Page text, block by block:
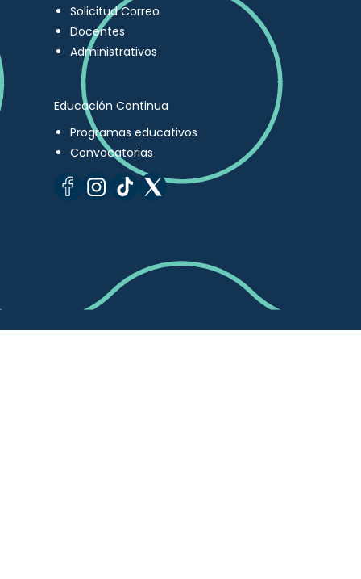
Solicitud Correo
Docentes
Administrativos
Educación Continua
Programas educativos
Convocatorias